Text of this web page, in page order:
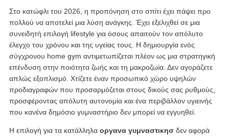
Στο κατώφλι του 2026, η προπόνηση στο σπίτι έχει πάψει προ
πολλού να αποτελεί μια λύση ανάγκης. Έχει εξελιχθεί σε μια
συνειδητή επιλογή lifestyle για όσους απαιτούν τον απόλυτο
έλεγχο του χρόνου και της υγείας τους. Η δημιουργία ενός
σύγχρονου home gym αντιμετωπίζεται πλέον ως μια στρατηγική
επένδυση στην ποιότητα ζωής και τη μακροζωία. Δεν αγοράζετε
απλώς εξοπλισμό. Χτίζετε έναν προσωπικό χώρο υψηλών
προδιαγραφών που προσαρμόζεται στους δικούς σας ρυθμούς,
προσφέροντας απόλυτη αυτονομία και ένα περιβάλλον υγιεινής
που κανένα δημόσιο γυμναστήριο δεν μπορεί να εγγυηθεί.
Η επιλογή για τα κατάλληλα οργανα γυμναστικησδεν αφορά